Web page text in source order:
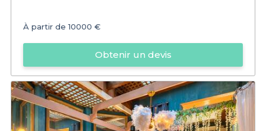
À partir de10000 €
Obtenir un devis